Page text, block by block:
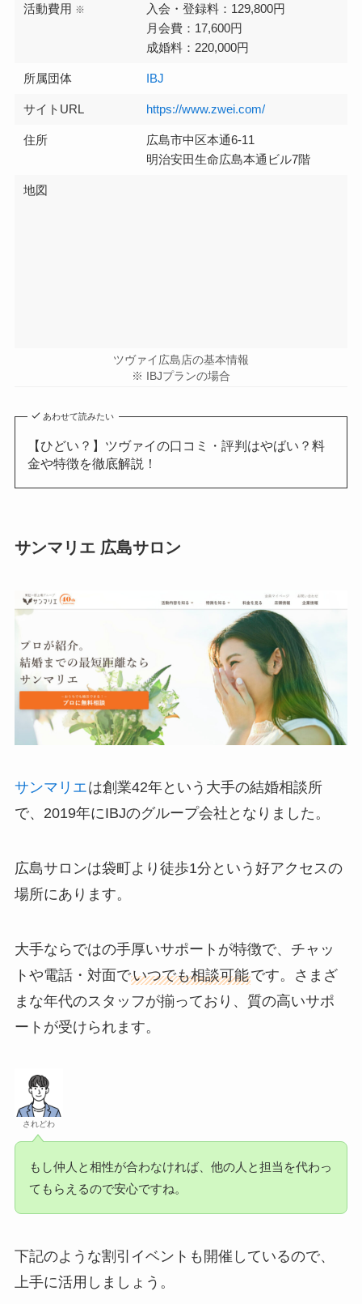
活動費用 ※
入会・登録料：129,800円
月会費：17,600円
成婚料：220,000円
所属団体 IBJ
サイトURL https://www.zwei.com/
住所
広島市中区本通6-11
明治安田生命広島本通ビル7階
地図
ツヴァイ広島店の基本情報
※ IBJプランの場合
あわせて読みたい
【ひどい？】ツヴァイの口コミ・評判はやばい？料
金や特徴を徹底解説！
サンマリエ 広島サロン
サンマリエは創業42年という大手の結婚相談所
で、2019年にIBJのグループ会社となりました。
広島サロンは袋町より徒歩1分という好アクセスの
場所にあります。
大手ならではの手厚いサポートが特徴で、チャッ
トや電話・対面でいつでも相談可能です。さまざ
まな年代のスタッフが揃っており、質の高いサポ
ートが受けられます。
されどわ
もし仲人と相性が合わなければ、他の人と担当を代わっ
てもらえるので安心ですね。
下記のような割引イベントも開催しているので、
上手に活用しましょう。